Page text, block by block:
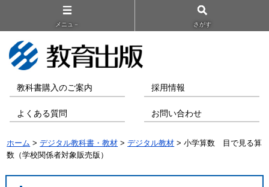
メニュ－ さがす
教科書購入のご案内 採用情報
よくある質問 お問い合わせ
ホーム >デジタル教科書・教材 >デジタル教材 > 小学算数 目で見る算
数（学校関係者対象販売版）